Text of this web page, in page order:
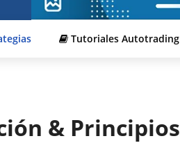
Tutoriales Autotrading
& Principios